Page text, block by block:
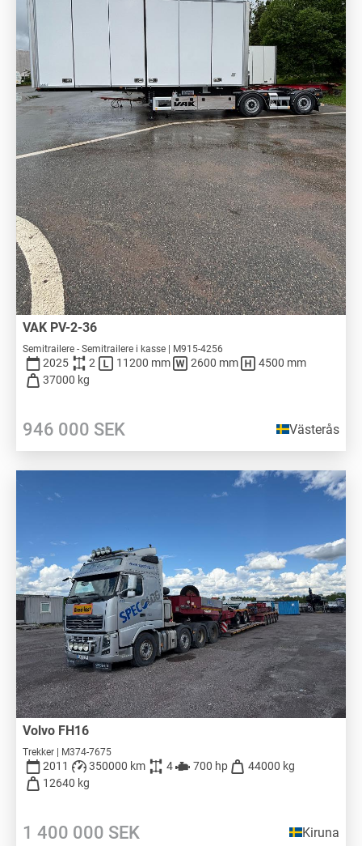
VAK PV-2-36
Semitrailere - Semitrailere i kasse | M915-4256
2025 2 11200 mm 2600 mm
4500 mm
37000 kg
946 000 SEK Västerås
Volvo FH16
Trekker | M374-7675
2011 350000 km 4 700 hp
44000 kg
12640 kg
1 400 000 SEK Kiruna